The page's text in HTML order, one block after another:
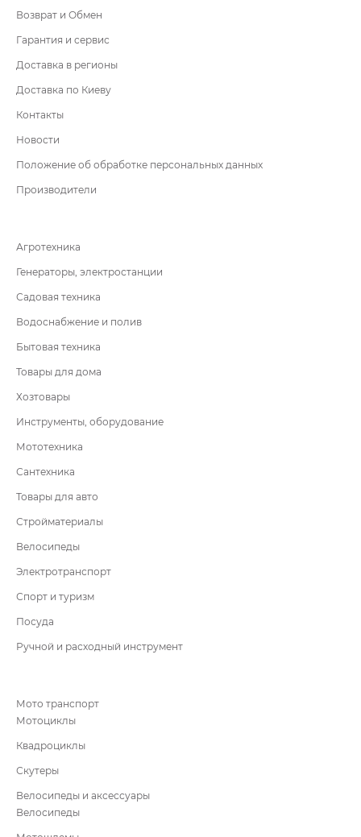
Возврат и Обмен
Гарантия и сервис
Доставка в регионы
Доставка по Киеву
Контакты
Новости
Положение об обработке персональных данных
Производители
Агротехника
Генераторы, электростанции
Садовая техника
Водоснабжение и полив
Бытовая техника
Товары для дома
Хозтовары
Инструменты, оборудование
Мототехника
Сантехника
Товары для авто
Стройматериалы
Велосипеды
Электротранспорт
Спорт и туризм
Посуда
Ручной и расходный инструмент
Мото транспорт
Мотоциклы
Квадроциклы
Скутеры
Велосипеды и аксессуары
Велосипеды